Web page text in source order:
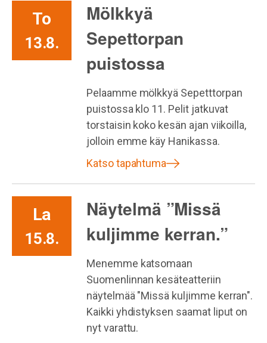
To
13.8.
Mölkkyä
Sepettorpan
puistossa
Pelaamme mölkkyä Sepetttorpan
puistossa klo 11. Pelit jatkuvat
torstaisin koko kesän ajan viikoilla,
jolloin emme käy Hanikassa.
Katso tapahtuma
La
15.8.
Näytelmä ”Missä
kuljimme kerran.”
Menemme katsomaan
Suomenlinnan kesäteatteriin
näytelmää "Missä kuljimme kerran".
Kaikki yhdistyksen saamat liput on
nyt varattu.